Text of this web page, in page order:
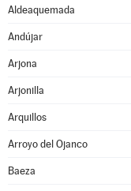
Aldeaquemada
Andújar
Arjona
Arjonilla
Arquillos
Arroyo del Ojanco
Baeza